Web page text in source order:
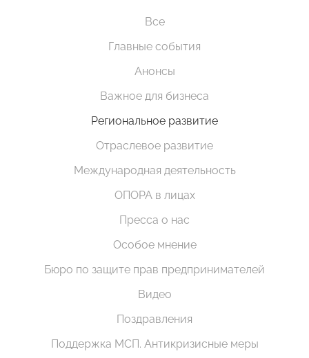
Все
Главные события
Анонсы
Важное для бизнеса
Региональное развитие
Отраслевое развитие
Международная деятельность
ОПОРА в лицах
Пресса о нас
Особое мнение
Бюро по защите прав предпринимателей
Видео
Поздравления
Поддержка МСП. Антикризисные меры